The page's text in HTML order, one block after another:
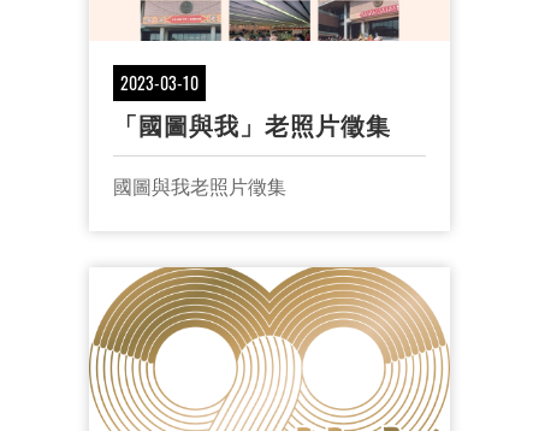
2023-03-10
「國圖與我」老照片徵集
國圖與我老照片徵集